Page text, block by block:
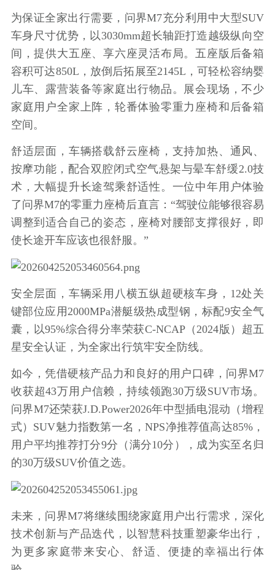
为保证全家出行需要，问界M7充分利用中大型SUV
车身尺寸优势，以3030mm超长轴距打造越级纵向空
间，提供大五座、享六座灵活布局。五座版后备箱
容积可达850L，放倒后拓展至2145L，可轻松容纳婴
儿车、露营装备等家庭出行物品。展会现场，不少
家庭用户全家上阵，轮番体验零重力座椅和后备箱
空间。
舒适层面，车辆搭载舒云座椅，支持加热、通风、
按摩功能，配合双腔闭式空气悬架与晕车舒缓2.0技
术，大幅提升长途驾乘舒适性。一位中年用户体验
了问界M7的零重力座椅后直言：“驾驶位能够很容易
调整到适合自己的姿态，座椅对腰部支撑很好，即
使长途开车应该也很舒服。”
安全层面，车辆采用八横五纵超硬核车身，12处关
键部位应用2000MPa潜艇级热成型钢，标配9安全气
囊，以95%综合得分率荣获C-NCAP（2024版）超五
星安全认证，为全家出行筑牢安全防线。
如今，凭借硬核产品力和良好的用户口碑，问界M7
收获超43万用户信赖，持续领跑30万级SUV市场。
问界M7还荣获J.D.Power2026年中型插电混动（增程
式）SUV魅力指数第一名，NPS净推荐值高达85%，
用户平均推荐打分9分（满分10分），成为实至名归
的30万级SUV价值之选。
未来，问界M7将继续围绕家庭用户出行需求，深化
技术创新与产品迭代，以智慧科技重塑豪华出行，
为更多家庭带来安心、舒适、便捷的幸福出行体